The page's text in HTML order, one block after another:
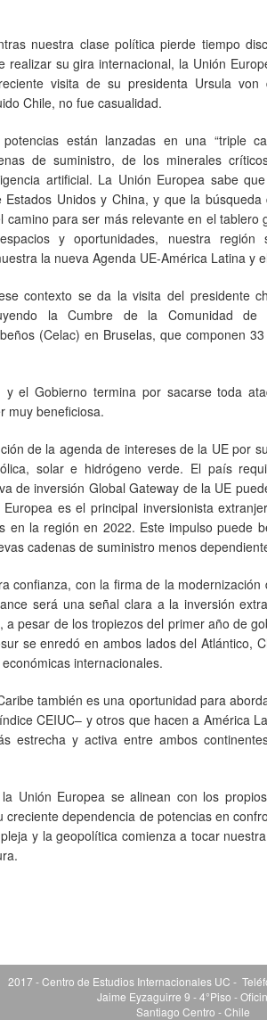
nuestra clase política pierde tiempo
realizar su gira internacional, la Unión
visita de su presidenta Ursula
Chile, no fue casualidad.
potencias están lanzadas en una “triple
de suministro, de los minerales
artificial. La Unión Europea sabe
Estados Unidos y China, y que la búsqueda
camino para ser más relevante en el tablero
y oportunidades, nuestra
la nueva Agenda UE-América Latina y
contexto se da la visita del presidente
la Cumbre de la Comunidad de
(Celac) en Bruselas, que componen
el Gobierno termina por sacarse toda
muy beneficiosa.
de la agenda de intereses de la UE por
solar e hidrógeno verde. El país
de inversión Global Gateway de la UE
es el principal inversionista
la región en 2022. Este impulso puede
cadenas de suministro menos
confianza, con la firma de la modernización
será una señal clara a la inversión
pesar de los tropiezos del primer año de
se enredó en ambos lados del Atlántico,
internacionales.
también es una oportunidad para
CEIUC– y otros que hacen a América
estrecha y activa entre ambos
Unión Europea se alinean con los
dependencia de potencias en
y la geopolítica comienza a tocar
2017 - Centro de Estudios Internacionales UC -
Jaime Eyzaguirre 9 - 4°Piso -
Santiago Centro - Chile